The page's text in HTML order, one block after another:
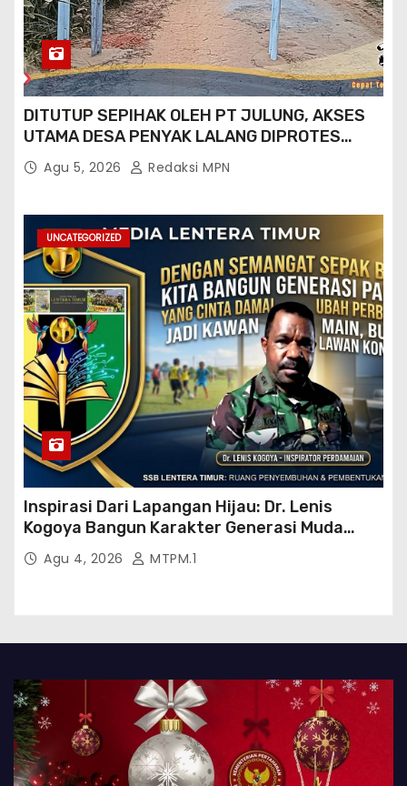
DITUTUP SEPIHAK OLEH PT JULUNG, AKSES
UTAMA DESA PENYAK LALANG DIPROTES
KADES DAN GPN 08
Agu 5, 2026 Redaksi MPN
UNCATEGORIZED
Inspirasi Dari Lapangan Hijau: Dr. Lenis
Kogoya Bangun Karakter Generasi Muda
PapuaAgu 4, 2026 MTPM.1